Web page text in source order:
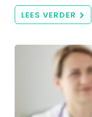
LEES VERDER